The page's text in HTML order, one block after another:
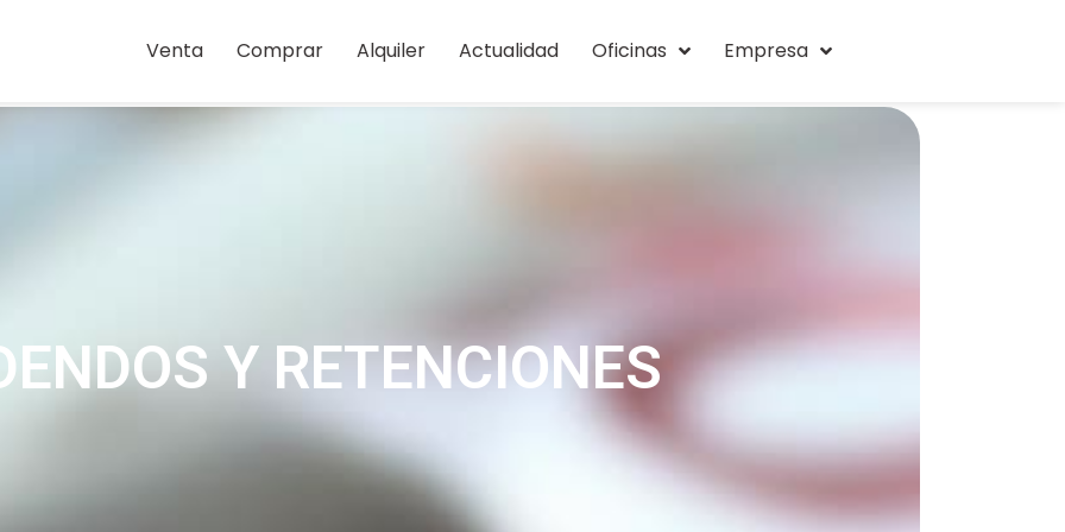
Venta Comprar Alquiler Actualidad Oficinas Empresa
Y RETENCIONES